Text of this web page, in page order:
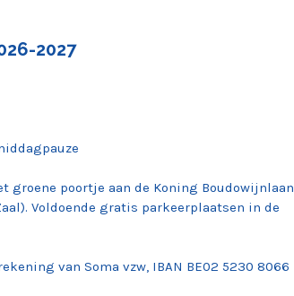
2027
groene poortje aan de Koning Boudowijnlaan
Voldoende gratis parkeerplaatsen in de
van Soma vzw, IBAN BE02 5230 8066